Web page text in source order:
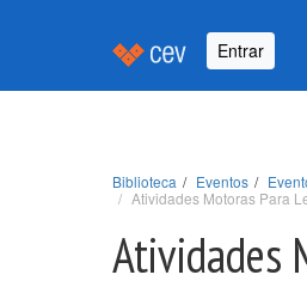
Entrar
Biblioteca Eventos
Atividades Motoras Para
Atividades